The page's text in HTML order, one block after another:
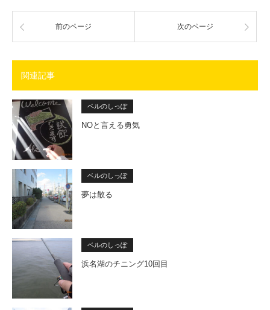
前のページ 次のページ
関連記事
ベルのしっぽ
NOと言える勇気
ベルのしっぽ
夢は散る
ベルのしっぽ
浜名湖のチニング10回目